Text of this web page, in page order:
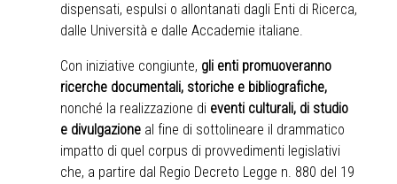
dispensati, espulsi o allontanati dagli Enti di Ricerca,
dalle Università e dalle Accademie italiane.
Con iniziative congiunte, gli enti promuoveranno
ricerche documentali, storiche e bibliografiche,
nonché la realizzazione di eventi culturali, di studio
e divulgazione al fine di sottolineare il drammatico
impatto di quel corpus di provvedimenti legislativi
che, a partire dal Regio Decreto Legge n. 880 del 19